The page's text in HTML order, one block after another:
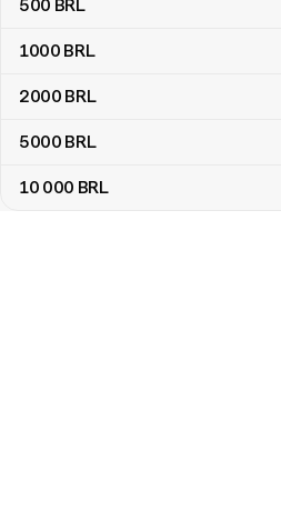
500 BRL
1000 BRL
2000 BRL
5000 BRL
10 000 BRL